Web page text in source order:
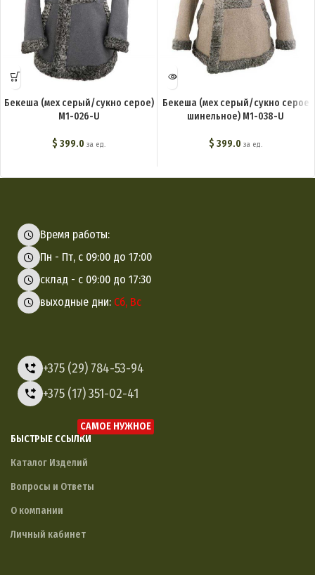
Бекеша (мех серый/сукно серое)
M1-026-U
$ 399.0 за ед.
Бекеша (мех серый/сукно серое
шинельное) M1-038-U
$ 399.0 за ед.
Время работы:
Пн - Пт, с 09:00 до 17:00
склад - с 09:00 до 17:30
выходные дни: Сб, Вс
+375 (29) 784-53-94
+375 (17) 351-02-41
БЫСТРЫЕ ССЫЛКИ
САМОЕ НУЖНОЕ
Каталог Изделий
Вопросы и Ответы
О компании
Личный кабинет